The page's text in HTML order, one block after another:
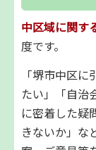
中区域に関す
度です。
「堺市中区
たい」「自治
に密着した疑
きないか」な